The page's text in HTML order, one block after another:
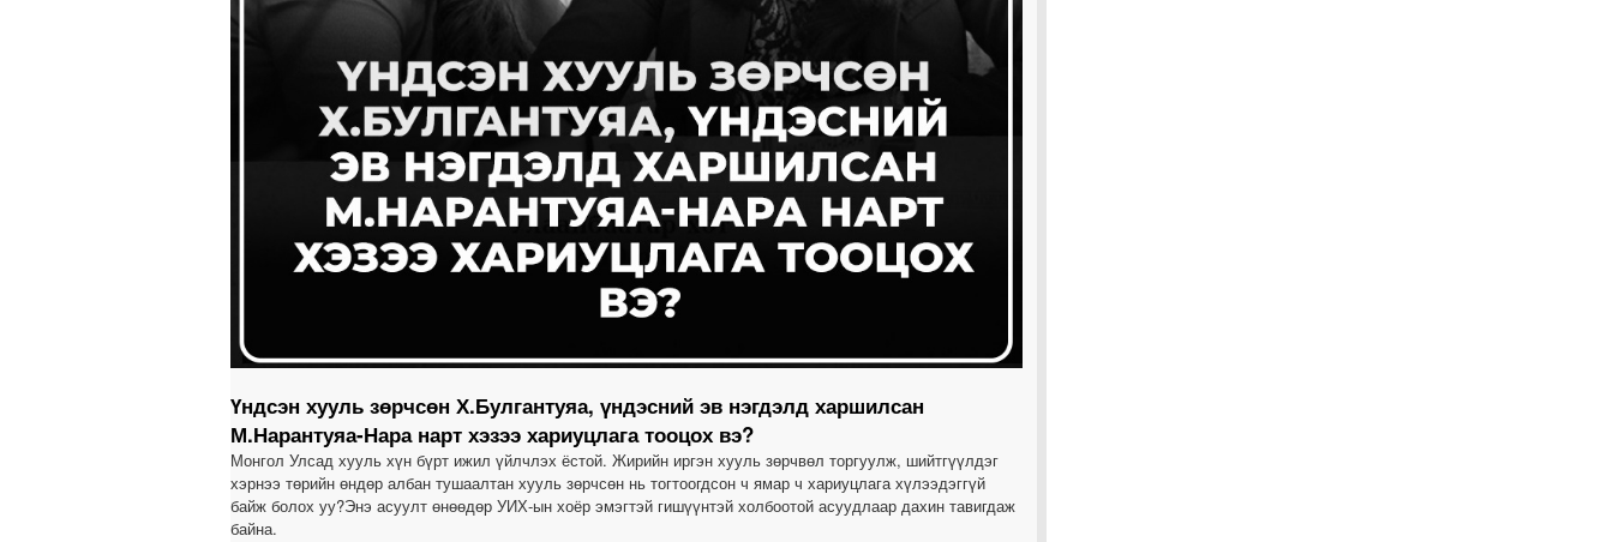
Үндсэн хууль зөрчсөн Х.Булгантуяа, үндэсний эв нэгдэлд харшилсан
М.Нарантуяа-Нара нарт хэзээ хариуцлага тооцох вэ?
Монгол Улсад хууль хүн бүрт ижил үйлчлэх ёстой. Жирийн иргэн хууль зөрчвөл торгуулж, шийтгүүлдэг
хэрнээ төрийн өндөр албан тушаалтан хууль зөрчсөн нь тогтоогдсон ч ямар ч хариуцлага хүлээдэггүй
байж болох уу?Энэ асуулт өнөөдөр УИХ-ын хоёр эмэгтэй гишүүнтэй холбоотой асуудлаар дахин тавигдаж
байна.